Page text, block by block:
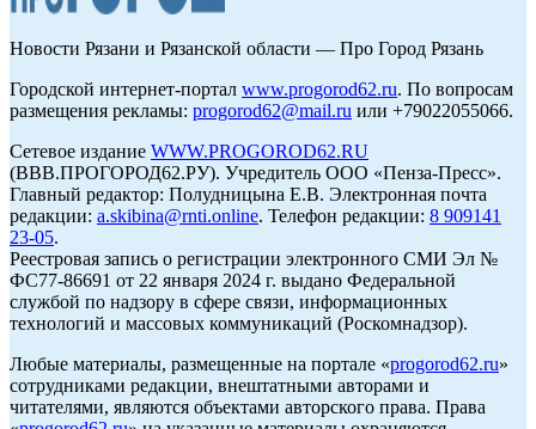
Новости Рязани и Рязанской области — Про Город Рязань
Городской интернет-портал www.progorod62.ru. По вопросам
размещения рекламы: progorod62@mail.ru или +79022055066.
Сетевое издание WWW.PROGOROD62.RU
(ВВВ.ПРОГОРОД62.РУ). Учредитель ООО «Пенза-Пресс».
Главный редактор: Полудницына Е.В. Электронная почта
редакции: a.skibina@rnti.online. Телефон редакции: 8 909141
23-05.
Реестровая запись о регистрации электронного СМИ Эл №
ФС77-86691 от 22 января 2024 г. выдано Федеральной
службой по надзору в сфере связи, информационных
технологий и массовых коммуникаций (Роскомнадзор).
Любые материалы, размещенные на портале «progorod62.ru»
сотрудниками редакции, внештатными авторами и
читателями, являются объектами авторского права. Права